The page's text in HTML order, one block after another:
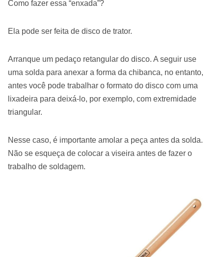
Como fazer essa “enxada”?
Ela pode ser feita de disco de trator.
Arranque um pedaço retangular do disco. A seguir use
uma solda para anexar a forma da chibanca, no entanto,
antes você pode trabalhar o formato do disco com uma
lixadeira para deixá-lo, por exemplo, com extremidade
triangular.
Nesse caso, é importante amolar a peça antes da solda.
Não se esqueça de colocar a viseira antes de fazer o
trabalho de soldagem.